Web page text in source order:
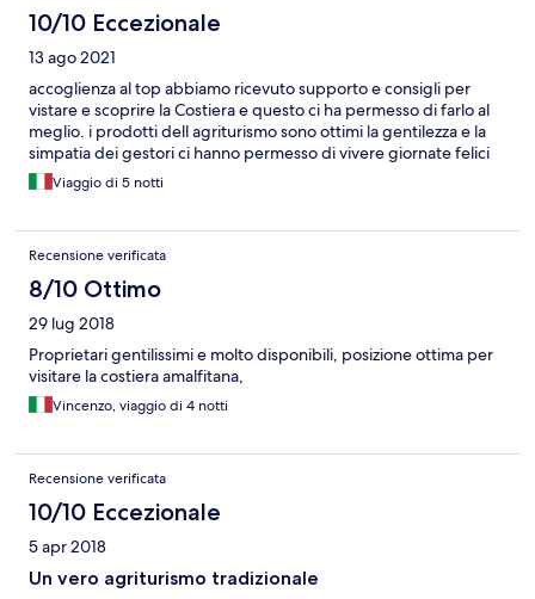
10/10 Eccezionale
13 ago 2021
accoglienza al top abbiamo ricevuto supporto e consigli per
vistare e scoprire la Costiera e questo ci ha permesso di farlo al
meglio. i prodotti dell agriturismo sono ottimi la gentilezza e la
simpatia dei gestori ci hanno permesso di vivere giornate felici
Viaggio di 5 notti
Recensione verificata
8/10 Ottimo
29 lug 2018
Proprietari gentilissimi e molto disponibili, posizione ottima per
visitare la costiera amalfitana,
Vincenzo, viaggio di 4 notti
Recensione verificata
10/10 Eccezionale
5 apr 2018
Un vero agriturismo tradizionale